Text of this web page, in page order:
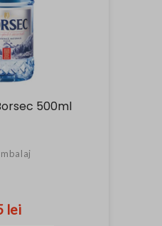
500ml
lei